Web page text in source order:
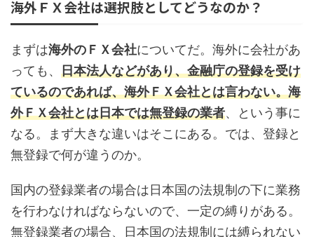
海外ＦＸ会社は選択肢としてどうなのか？
まずは海外のＦＸ会社についてだ。海外に会社があ
っても、 日本法人などがあり、金融庁の登録を受け
ているのであれば、海外ＦＸ会社とは言わない。海
外ＦＸ会社とは日本では無登録の業者、という事に
なる。まず大きな違いはそこにある。では、登録と
無登録で何が違うのか。
国内の登録業者の場合は日本国の法規制の下に業務
を行わなければならないので、一定の縛りがある。
無登録業者の場合、日本国の法規制には縛られない